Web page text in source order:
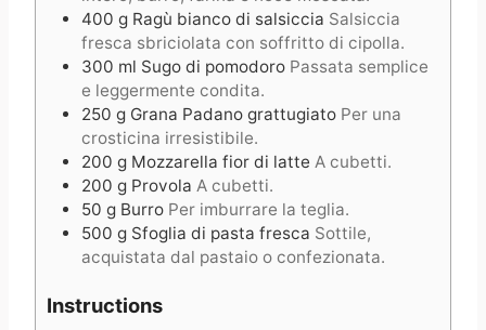
400 g Ragù bianco di salsiccia Salsiccia
fresca sbriciolata con soffritto di cipolla.
300 ml Sugo di pomodoro Passata semplice
e leggermente condita.
250 g Grana Padano grattugiato Per una
crosticina irresistibile.
200 g Mozzarella fior di latte A cubetti.
200 g Provola A cubetti.
50 g Burro Per imburrare la teglia.
500 g Sfoglia di pasta fresca Sottile,
acquistata dal pastaio o confezionata.
Instructions